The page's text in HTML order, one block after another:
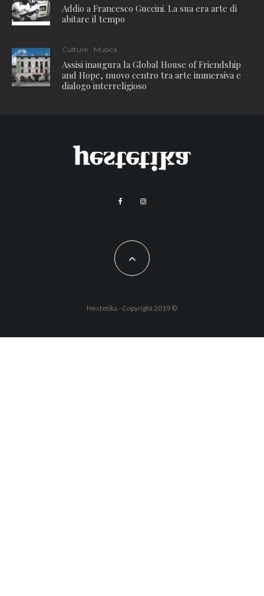
Addio a Francesco Guccini. La sua era arte di
abitare il tempo
Culture Musica
Assisi inaugura la Global House of Friendship
and Hope, nuovo centro tra arte immersiva e
dialogo interreligioso
Hestetika - Copyright 2019 ©